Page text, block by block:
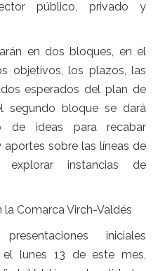
público, privado y
en dos bloques, en el
objetivos, los plazos, las
esperados del plan de
segundo bloque se dará
de ideas para recabar
sobre las líneas de
instancias de
la Comarca Virch-Valdés
iniciales
lunes 13 de este mes,